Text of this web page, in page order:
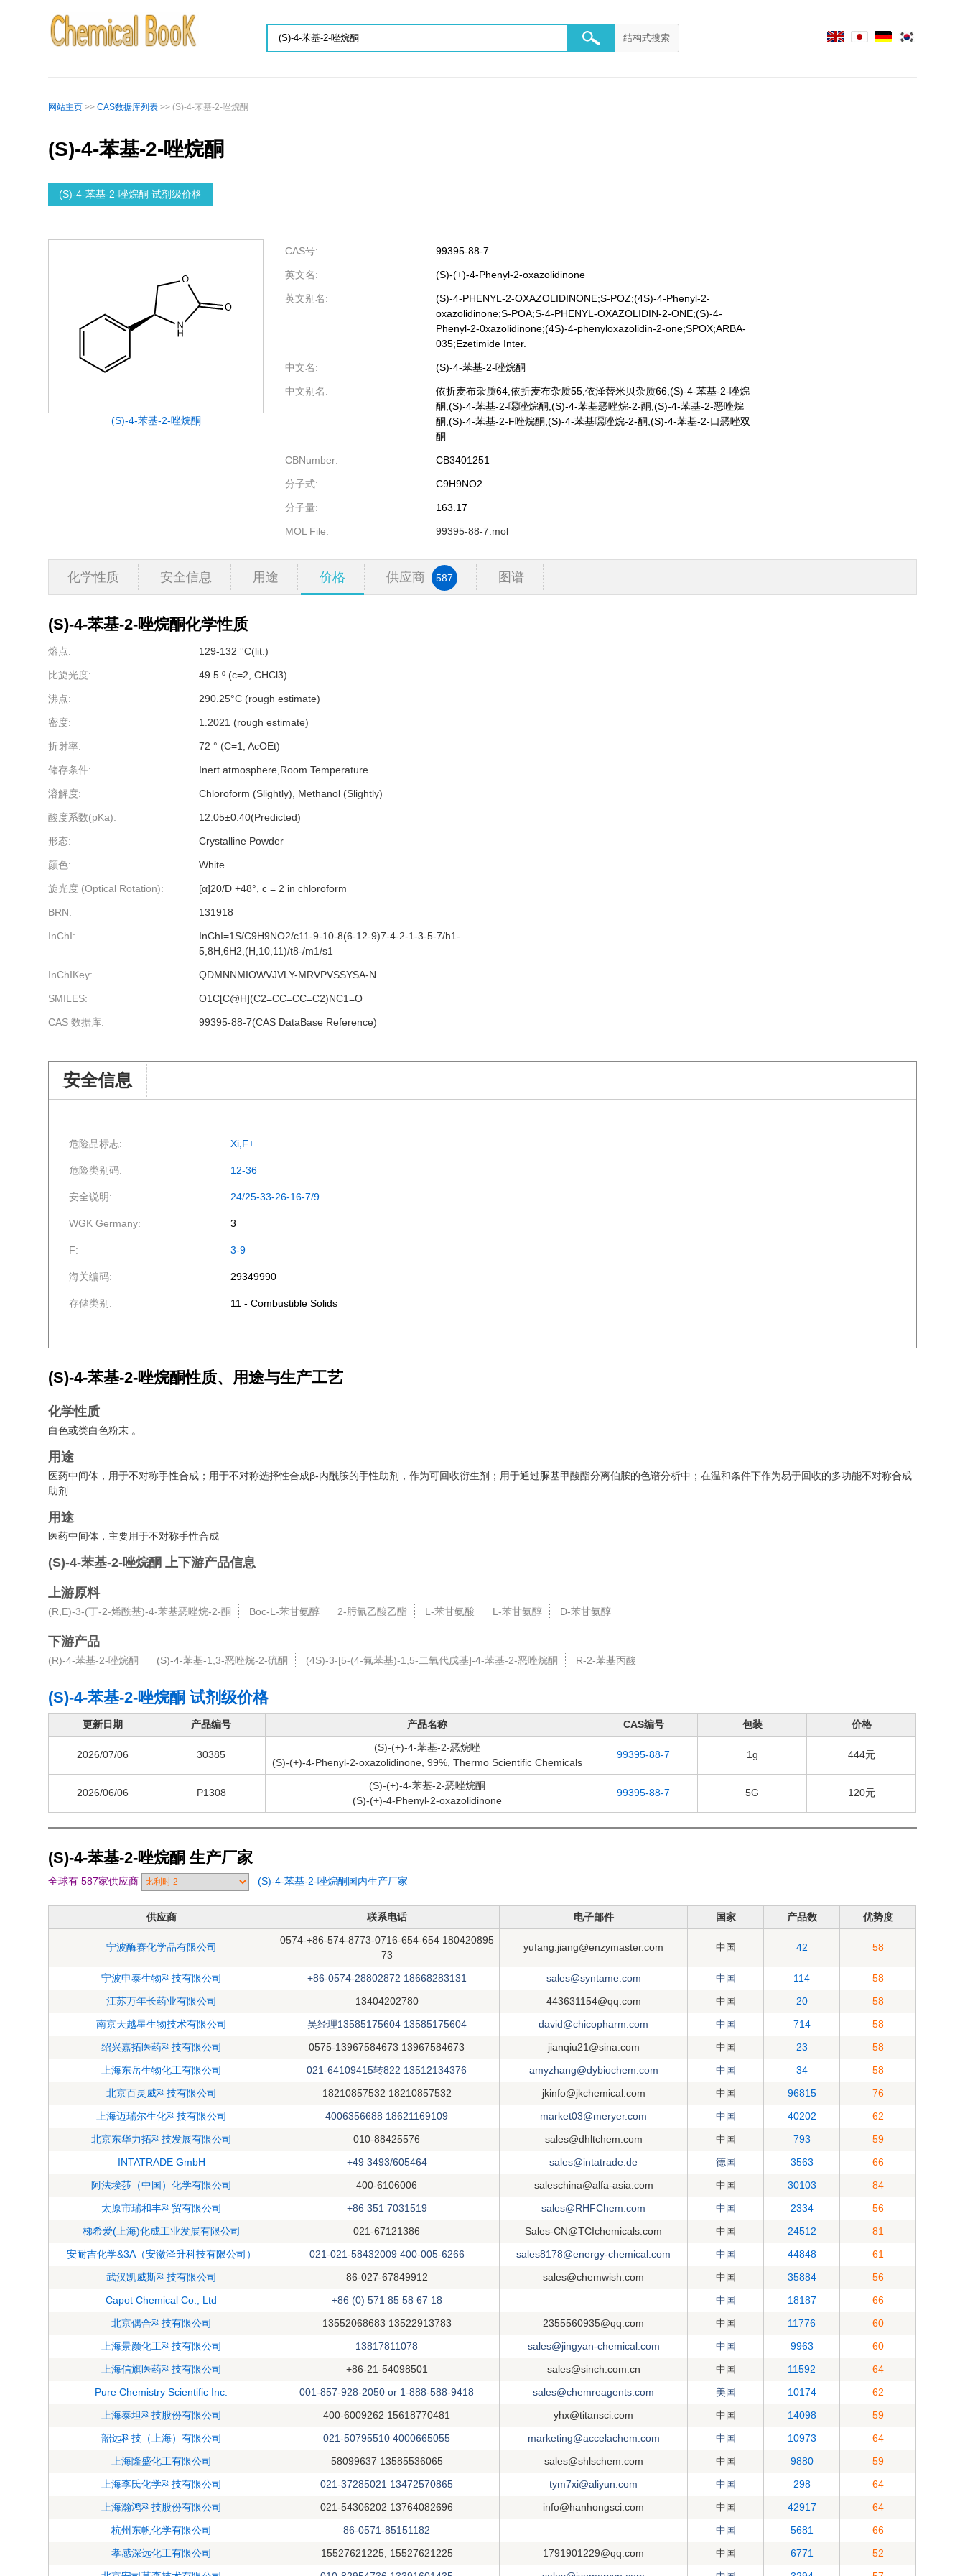
网站主页 >>CAS数据库列表 >> (S)-4-苯基-2-唑烷酮
(S)-4-苯基-2-唑烷酮
(S)-4-苯基-2-唑烷酮 试剂级价格
(S)-4-苯基-2-唑烷酮
CAS号: 99395-88-7
英文名: (S)-(+)-4-Phenyl-2-oxazolidinone
英文别名:
(S)-4-PHENYL-2-OXAZOLIDINONE;S-POZ;(4S)-4-Phenyl-2-
oxazolidinone;S-POA;S-4-PHENYL-OXAZOLIDIN-2-ONE;(S)-4-
Phenyl-2-0xazolidinone;(4S)-4-phenyloxazolidin-2-one;SPOX;ARBA-
035;Ezetimide Inter.
中文名: (S)-4-苯基-2-唑烷酮
中文别名:
依折麦布杂质64;依折麦布杂质55;依泽替米贝杂质66;(S)-4-苯基-2-唑烷
酮;(S)-4-苯基-2-噁唑烷酮;(S)-4-苯基恶唑烷-2-酮;(S)-4-苯基-2-恶唑烷
酮;(S)-4-苯基-2-F唑烷酮;(S)-4-苯基噁唑烷-2-酮;(S)-4-苯基-2-口恶唑双
酮
CBNumber: CB3401251
分子式: C9H9NO2
分子量: 163.17
MOL File: 99395-88-7.mol
化学性质 安全信息 用途 价格 供应商 587 图谱
(S)-4-苯基-2-唑烷酮化学性质
熔点: 129-132 °C(lit.)
比旋光度: 49.5 º (c=2, CHCl3)
沸点: 290.25°C (rough estimate)
密度: 1.2021 (rough estimate)
折射率: 72 ° (C=1, AcOEt)
储存条件: Inert atmosphere,Room Temperature
溶解度: Chloroform (Slightly), Methanol (Slightly)
酸度系数(pKa): 12.05±0.40(Predicted)
形态: Crystalline Powder
颜色: White
旋光度 (Optical Rotation): [α]20/D +48°, c = 2 in chloroform
BRN: 131918
InChI:
InChI=1S/C9H9NO2/c11-9-10-8(6-12-9)7-4-2-1-3-5-7/h1-
5,8H,6H2,(H,10,11)/t8-/m1/s1
InChIKey: QDMNNMIOWVJVLY-MRVPVSSYSA-N
SMILES: O1C[C@H](C2=CC=CC=C2)NC1=O
CAS 数据库: 99395-88-7(CAS DataBase Reference)
安全信息
危险品标志: Xi,F+
危险类别码: 12-36
安全说明: 24/25-33-26-16-7/9
WGK Germany: 3
F: 3-9
海关编码: 29349990
存储类别: 11 - Combustible Solids
(S)-4-苯基-2-唑烷酮性质、用途与生产工艺
化学性质
白色或类白色粉末 。
用途
医药中间体，用于不对称手性合成；用于不对称选择性合成β-内酰胺的手性助剂，作为可回收衍生剂；用于通过脲基甲酸酯分离伯胺的色谱分析中；在温和条件下作为易于回收的多功能不对称合成
助剂
用途
医药中间体，主要用于不对称手性合成
(S)-4-苯基-2-唑烷酮 上下游产品信息
上游原料
(R,E)-3-(丁-2-烯酰基)-4-苯基恶唑烷-2-酮 Boc-L-苯甘氨醇 2-肟氰乙酸乙酯 L-苯甘氨酸 L-苯甘氨醇 D-苯甘氨醇
下游产品
(R)-4-苯基-2-唑烷酮 (S)-4-苯基-1,3-恶唑烷-2-硫酮 (4S)-3-[5-(4-氟苯基)-1,5-二氧代戊基]-4-苯基-2-恶唑烷酮 R-2-苯基丙酸
(S)-4-苯基-2-唑烷酮 试剂级价格
更新日期 产品编号 产品名称 CAS编号 包装 价格
2026/07/06 30385
(S)-(+)-4-苯基-2-恶烷唑
(S)-(+)-4-Phenyl-2-oxazolidinone, 99%, Thermo Scientific Chemicals
99395-88-7 1g 444元
2026/06/06 P1308
(S)-(+)-4-苯基-2-恶唑烷酮
(S)-(+)-4-Phenyl-2-oxazolidinone
99395-88-7 5G 120元
(S)-4-苯基-2-唑烷酮 生产厂家
全球有 587家供应商 (S)-4-苯基-2-唑烷酮国内生产厂家
供应商 联系电话 电子邮件 国家 产品数 优势度
宁波酶赛化学品有限公司
0574-+86-574-8773-0716-654-654 180420895
73
yufang.jiang@enzymaster.com 中国 42 58
宁波申泰生物科技有限公司 +86-0574-28802872 18668283131 sales@syntame.com 中国 114
58
江苏万年长药业有限公司
13404202780 443631154@qq.com 中国 20
58
南京天越星生物技术有限公司
吴经理13585175604 13585175604 david@chicopharm.com 中国 714
58
绍兴嘉拓医药科技有限公司
0575-13967584673 13967584673 jianqiu21@sina.com 中国 23
58
上海东岳生物化工有限公司
021-64109415转822 13512134376 amyzhang@dybiochem.com 中国 34
58
北京百灵威科技有限公司
18210857532 18210857532 jkinfo@jkchemical.com 中国 96815
76
上海迈瑞尔生化科技有限公司
4006356688 18621169109 market03@meryer.com 中国 40202
62
北京东华力拓科技发展有限公司
010-88425576 sales@dhltchem.com 中国 793
59
INTATRADE GmbH
+49 3493/605464 sales@intatrade.de 德国 3563
66
阿法埃莎（中国）化学有限公司
400-6106006 saleschina@alfa-asia.com 中国 30103
84
太原市瑞和丰科贸有限公司
+86 351 7031519 sales@RHFChem.com 中国 2334
56
梯希爱(上海)化成工业发展有限公司
021-67121386 Sales-CN@TCIchemicals.com 中国 24512
81
安耐吉化学&3A（安徽泽升科技有限公司）
021-021-58432009 400-005-6266 sales8178@energy-chemical.com 中国 44848
61
武汉凯威斯科技有限公司
86-027-67849912 sales@chemwish.com 中国 35884
56
Capot Chemical Co., Ltd
+86 (0) 571 85 58 67 18 中国 18187
66
北京偶合科技有限公司
13552068683 13522913783 2355560935@qq.com 中国 11776
60
上海景颜化工科技有限公司
13817811078 sales@jingyan-chemical.com 中国 9963
60
上海信旗医药科技有限公司
+86-21-54098501 sales@sinch.com.cn 中国 11592
64
Pure Chemistry Scientific Inc.
001-857-928-2050 or 1-888-588-9418 sales@chemreagents.com 美国 10174
62
上海泰坦科技股份有限公司
400-6009262 15618770481 yhx@titansci.com 中国 14098
59
韶远科技（上海）有限公司
021-50795510 4000665055 marketing@accelachem.com 中国 10973
64
上海隆盛化工有限公司
58099637 13585536065 sales@shlschem.com 中国 9880
59
上海李氏化学科技有限公司
021-37285021 13472570865 tym7xi@aliyun.com 中国 298
64
上海瀚鸿科技股份有限公司
021-54306202 13764082696 info@hanhongsci.com 中国 42917
64
杭州东帆化学有限公司
86-0571-85151182 中国 5681
66
孝感深远化工有限公司
15527621225; 15527621225 1791901229@qq.com 中国 6771
52